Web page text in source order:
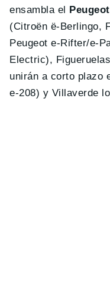
ensambla el
(Citroën ë-Berlingo,
Peugeot e-Rifter/e-
Electric),
unirán a corto plazo
e-208) y Villaverde